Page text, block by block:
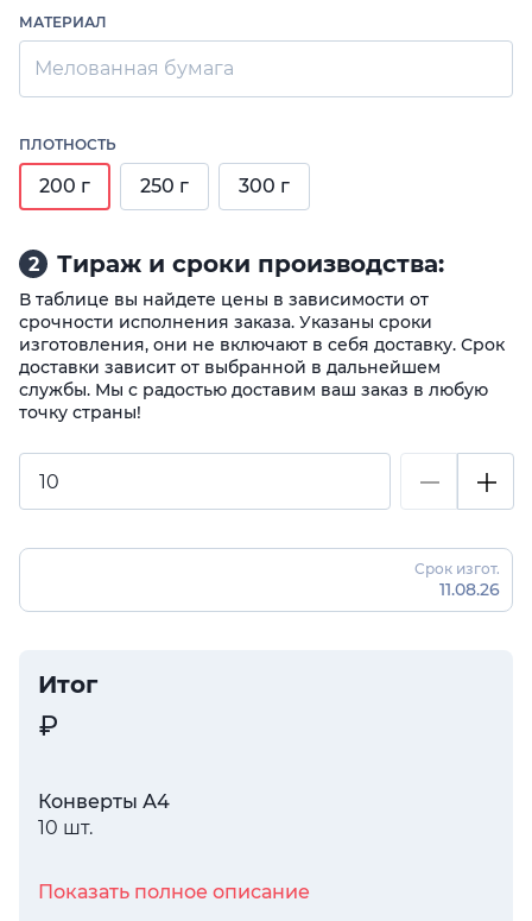
МАТЕРИАЛ
Мелованная бумага
ПЛОТНОСТЬ
200 г 250 г 300 г
2 Тираж и сроки производства:
В таблице вы найдете цены в зависимости от
срочности исполнения заказа. Указаны сроки
изготовления, они не включают в себя доставку. Срок
доставки зависит от выбранной в дальнейшем
службы. Мы с радостью доставим ваш заказ в любую
точку страны!
Срок изгот.
11.08.26
Итог
Конверты А4
10 шт.
Показать полное описание